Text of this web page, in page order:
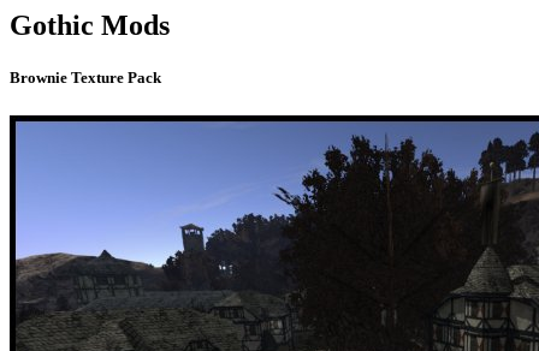
Gothic Mods
Brownie Texture Pack